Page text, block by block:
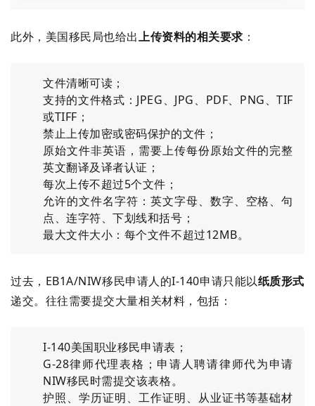
此外，美国移民局也给出上传资料的相关要求 ：
文件清晰可读；
支持的文件格式：JPEG、JPG、PDF、PNG、TIF
或TIFF；
禁止上传加密或密码保护的文件；
原始文件非英语，需要上传每份原始文件的完整
英文翻译及译者认证；
每次上传不超过5个文件；
允许的文件名字符：英文字母、数字、空格、句
点、连字符、下划线和括号；
最大文件大小：每个文件不超过12MB。
过去，EB1A/NIW移民申请人的I-140申请只能以纸质形式
递交。往往需要提交大量相关材料，包括：
I-140美国职业移民申请表；
G-28律师代理表格；申请人聘请律师代为申请
NIW移民时需提交该表格。
护照、学历证明、工作证明、从业证书等基础材